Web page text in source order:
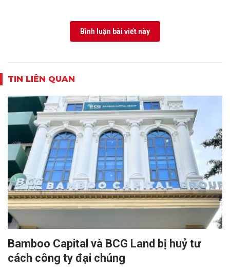
Bình luận bài viết này
TIN LIÊN QUAN
Bamboo Capital và BCG Land bị huỷ tư
cách công ty đại chúng